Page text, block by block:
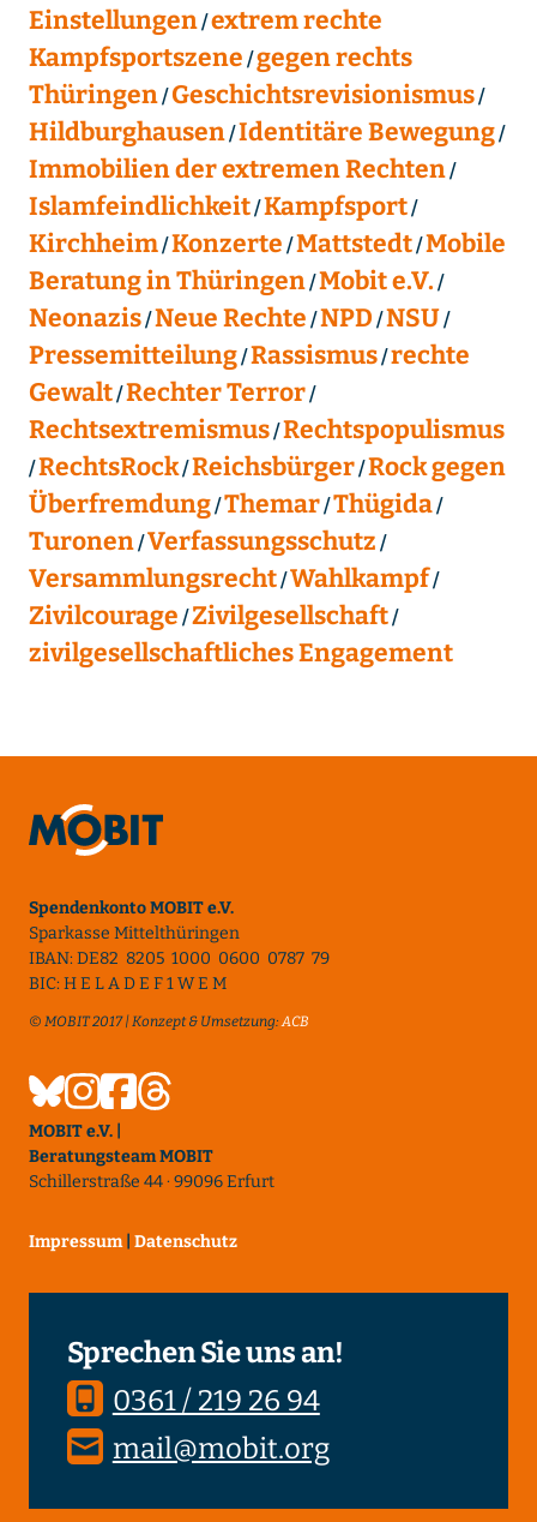
Einstellungen extrem rechte
Kampfsportszene gegen rechts
Thüringen Geschichtsrevisionismus
Hildburghausen Identitäre Bewegung
Immobilien der extremen Rechten
Islamfeindlichkeit Kampfsport
Kirchheim Konzerte Mattstedt Mobile
Beratung in Thüringen Mobit e.V.
Neonazis Neue Rechte NPD NSU
Pressemitteilung Rassismus rechte
Gewalt Rechter Terror
Rechtsextremismus Rechtspopulismus
RechtsRock Reichsbürger Rock gegen
Überfremdung Themar Thügida
Turonen Verfassungsschutz
Versammlungsrecht Wahlkampf
Zivilcourage Zivilgesellschaft
zivilgesellschaftliches Engagement
Spendenkonto MOBIT e.V.
Sparkasse Mittelthüringen
IBAN: DE82 8205 1000 0600 0787 79
BIC: H E L A D E F 1 W E M
© MOBIT 2017 | Konzept & Umsetzung:ACB
MOBIT e.V. |
Beratungsteam MOBIT
Schillerstraße 44 · 99096 Erfurt
Impressum Datenschutz
Sprechen Sie uns an!
0361 / 219 26 94
mail@mobit.org